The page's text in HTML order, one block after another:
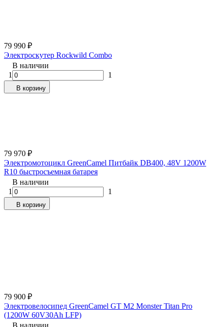
79 990 ₽
Электроскутер Rockwild Combo
В наличии
1
1
В корзину
79 970 ₽
Электромотоцикл GreenCamel Питбайк DB400, 48V 1200W
R10 быстросъемная батарея
В наличии
1
1
В корзину
79 900 ₽
Электровелосипед GreenCamel GT M2 Monster Titan Pro
(1200W 60V30Ah LFP)
В наличии